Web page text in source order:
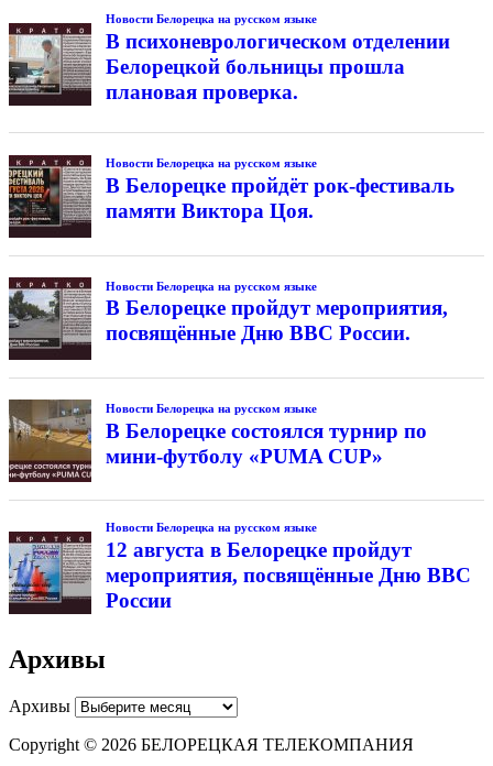
Новости Белорецка на русском языке
В психоневрологическом отделении
Белорецкой больницы прошла
плановая проверка.
Новости Белорецка на русском языке
В Белорецке пройдёт рок-фестиваль
памяти Виктора Цоя.
Новости Белорецка на русском языке
В Белорецке пройдут мероприятия,
посвящённые Дню ВВС России.
Новости Белорецка на русском языке
В Белорецке состоялся турнир по
мини-футболу «PUMA CUP»
Новости Белорецка на русском языке
12 августа в Белорецке пройдут
мероприятия, посвящённые Дню ВВС
России
Архивы
Архивы
Copyright © 2026 БЕЛОРЕЦКАЯ ТЕЛЕКОМПАНИЯ